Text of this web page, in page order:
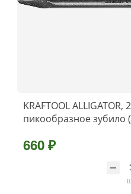
KRAFTOOL
пикообразное зубило
660 ₽